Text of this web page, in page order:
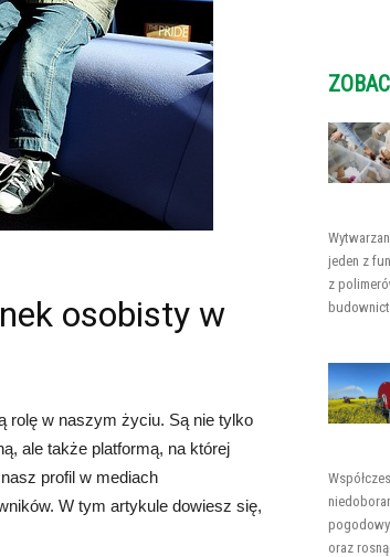
osobisty w
rolę w naszym życiu. Są nie tylko
ale także platformą, na której
profil w mediach
W tym artykule dowiesz się,
jeden z
z
oraz